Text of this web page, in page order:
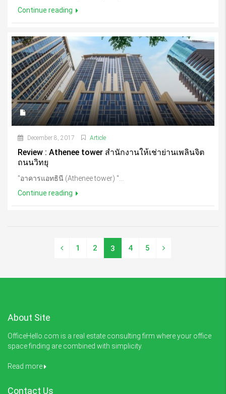
Continue reading
December 8, 2017 Article
Review : Athenee tower สำนักงานให้เช่าย่านเพลินจิต
ถนนวิทยุ
"อาคารแอทธินี (Athenee tower) "...
Continue reading
1 2 3 4 5
About Site
OfficeHello.com is a real estate consulting firm where your office
space finding are combined with simplicity.
Read more
Contact Us